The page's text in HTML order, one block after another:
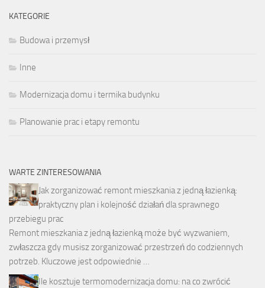
KATEGORIE
Budowa i przemysł
Inne
Modernizacja domu i termika budynku
Planowanie prac i etapy remontu
WARTE ZINTERESOWANIA
Jak zorganizować remont mieszkania z jedną łazienką:
praktyczny plan i kolejność działań dla sprawnego
przebiegu prac
Remont mieszkania z jedną łazienką może być wyzwaniem,
zwłaszcza gdy musisz zorganizować przestrzeń do codziennych
potrzeb. Kluczowe jest odpowiednie …
Ile kosztuje termomodernizacja domu: na co zwrócić